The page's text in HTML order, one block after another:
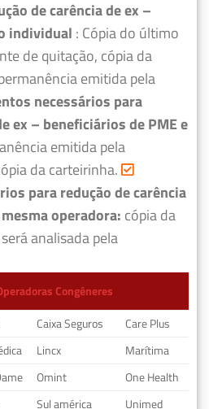
de carência de ex –
individual : Cópia do último
de quitação, cópia da
emitida pela
necessários para
ex – beneficiários de PME e
emitida pela
da carteirinha.
para redução de carência
operadora: cópia da
analisada pela
Congêneres
Caixa Seguros
Care Plus
Lincx
Marítima
Omint
One Health
Sul américa Unimed